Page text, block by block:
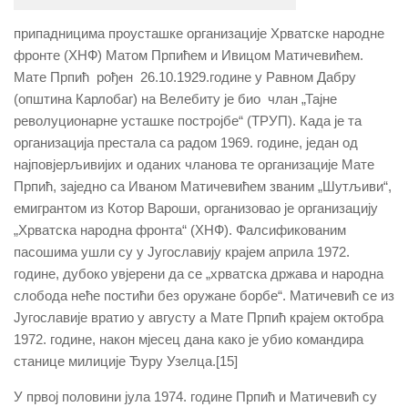
припадницима проусташке организације Хрватске народне
фронте (ХНФ) Матом Прпићем и Ивицом Матичевићем.
Мате Прпић рођен 26.10.1929.године у Равном Дабру
(општина Карлобаг) на Велебиту је био члан „Тајне
револуционарне усташке постројбе“ (ТРУП). Када је та
организација престала са радом 1969. године, један од
најповјерљивијих и оданих чланова те организације Мате
Прпић, заједно са Иваном Матичевићем званим „Шутљиви“,
емигрантом из Котор Вароши, организовао је организацију
„Хрватска народна фронта“ (ХНФ). Фалсификованим
пасошима ушли су у Југославију крајем априла 1972.
године, дубоко увјерени да се „хрватска држава и народна
слобода неће постићи без оружане борбе“. Матичевић се из
Југославије вратио у августу а Мате Прпић крајем октобра
1972. године, након мјесец дана како је убио командира
станице милиције Ђуру Узелца.[15]
У првој половини јула 1974. године Прпић и Матичевић су